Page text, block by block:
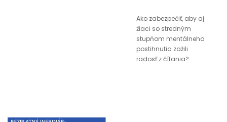
Ako zabezpečiť, aby aj
žiaci so stredným
stupňom mentálneho
postihnutia zažili
radosť z čítania?